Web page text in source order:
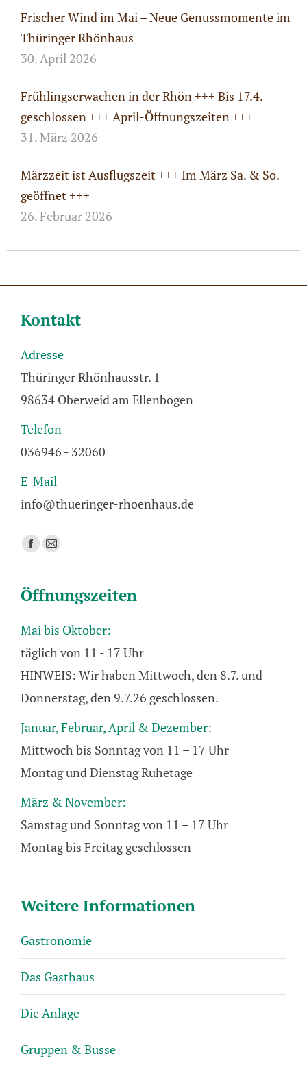
Frischer Wind im Mai – Neue Genussmomente im
Thüringer Rhönhaus
30. April 2026
Frühlingserwachen in der Rhön +++ Bis 17.4.
geschlossen +++ April-Öffnungszeiten +++
31. März 2026
Märzzeit ist Ausflugszeit +++ Im März Sa. & So.
geöffnet +++
26. Februar 2026
Kontakt
Adresse
Thüringer Rhönhausstr. 1
98634 Oberweid am Ellenbogen
Telefon
036946 - 32060
E-Mail
info@thueringer-rhoenhaus.de
Finden Sie uns auf:
Facebook
opens
in
new
E-
opens
in
window
Öffnungszeiten
Mai bis Oktober:
täglich von 11 - 17 Uhr
HINWEIS: Wir haben Mittwoch, den 8.7. und
Donnerstag, den 9.7.26 geschlossen.
Januar, Februar, April & Dezember:
Mittwoch bis Sonntag von 11 – 17 Uhr
Montag und Dienstag Ruhetage
März & November:
Samstag und Sonntag von 11 – 17 Uhr
Montag bis Freitag geschlossen
Weitere Informationen
Gastronomie
Das Gasthaus
Die Anlage
Gruppen & Busse